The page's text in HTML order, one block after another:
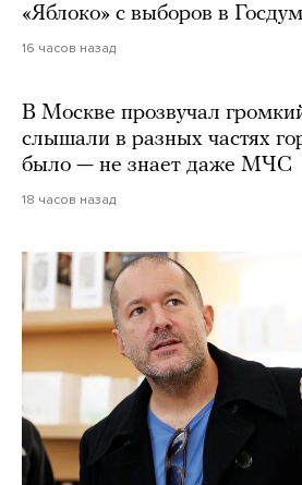
«Яблоко» с выборов в
16 часов назад
В Москве прозвучал
слышали в разных частях
было — не знает даже МЧС
18 часов назад